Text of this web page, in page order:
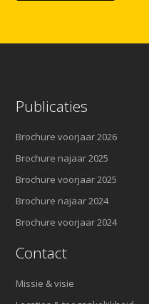
Publicaties
Brochure voorjaar 2026
Brochure najaar 2025
Brochure voorjaar 2025
Brochure najaar 2024
Brochure voorjaar 2024
Contact
Missie & visie